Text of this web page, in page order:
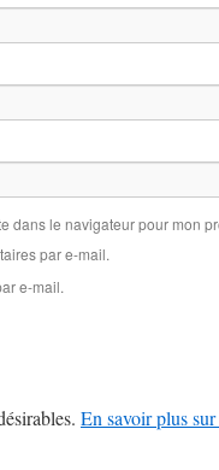
dans le navigateur pour mon
par e-mail.
e-mail.
En savoir plus